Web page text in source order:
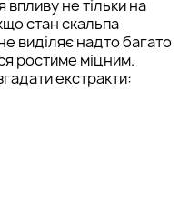
не тільки на
стан скальпа
виділяє надто багато
ростиме міцним.
екстракти: